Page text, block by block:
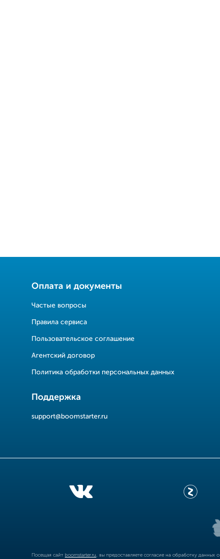
Оплата и документы
Частые вопросы
Правила сервиса
Пользовательское соглашение
Агентский договор
Политика обработки персональных данных
Поддержка
support@boomstarter.ru
Посещая сайт boomstarter.ru , вы предоставляете согласие на обработку